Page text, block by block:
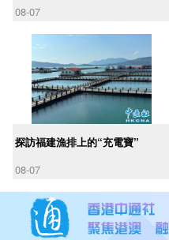
08-07
探訪福建漁排上的“充電寶”
08-07